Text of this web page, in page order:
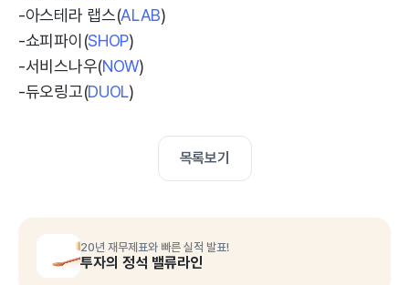
-아스테라 랩스(ALAB)
-쇼피파이(SHOP)
-서비스나우(NOW)
-듀오링고(DUOL)
목록보기
20년 재무제표와 빠른 실적 발표!
투자의 정석 밸류라인